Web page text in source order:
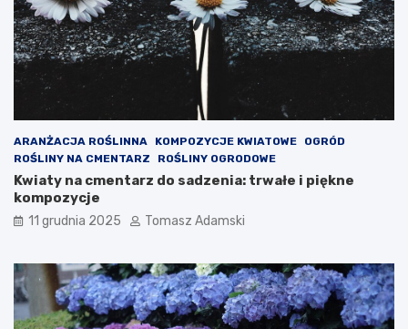
ARANŻACJA ROŚLINNA KOMPOZYCJE KWIATOWE
OGRÓD
ROŚLINY NA CMENTARZ
ROŚLINY OGRODOWE
Kwiaty na cmentarz do sadzenia: trwałe i piękne
kompozycje
11 grudnia 2025 Tomasz Adamski